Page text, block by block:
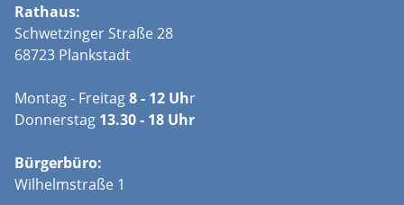
Rathaus:
Schwetzinger Straße 28
68723 Plankstadt
Montag - Freitag8 - 12 Uhr
Donnerstag 13.30 - 18 Uhr
Bürgerbüro:
Wilhelmstraße 1